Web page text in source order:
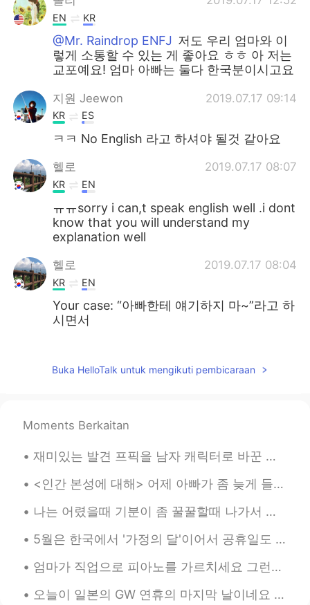
EN KR
@Mr. Raindrop ENFJ 저도 우리 엄마와 이
렇게 소통할 수 있는 게 좋아요 ㅎㅎ 아 저는
교포예요! 엄마 아빠는 둘다 한국분이시고요
지원 Jeewon 2019.07.17 09:14
KR ES
ㅋㅋ No English 라고 하셔야 될것 같아요
헬로 2019.07.17 08:07
KR EN
ㅠㅠsorry i can,t speak english well .i dont
know that you will understand my
explanation well
헬로 2019.07.17 08:04
KR EN
Your case: “아빠한테 얘기하지 마~”라고 하
시면서
KR EN
용. For example, mom said 사랑해, 아들아
at last night and today, you want to tell
아 : 엄마가 어제 밤에 “사랑해, 아들아” 라고
말했어
Mr. Raindrop ENFJ 2019.07.17 06:51
KR JPVI
저는 어머니가 미인이시다 아니다 이전에.
두자녀분과 이런 이야기를 하며 서로 소통하
고있는 어머니의 성격이 귀여우시네요.ㅎㅎ
살며시 영상이 스치듯 지나가서 재미나게 봤
Buka HelloTalk untuk mengikuti pembicaraan
Moments Berkaitan
재미있는 발견 프픽을 남자 캐릭터로 바꾼 뒤 이상한 메세지들이 그만 들어옴 작년에 한국에 있었을 땐 괴롭힘 받는게 제일 심했고 떠났을 때는 나아졌고 (만남만 권하는 사람들...
<인간 본성에 대해> 어제 아빠가 좀 늦게 들어와서 저는 엄마랑 먼저 저녁식사를 했어요 아빠가 혼자 먹기 싫다고 같이 있어주라고 달래서 아빠가 저녁 먹고 축구 보면서 제가 ...
나는 어렸을때 기분이 좀 꿀꿀할때 나가서 공원에 그네를 자주 탔어요 이제는 드라이브하러 가고 이 두가지 행동이 아무런 관계가 없다고 생각했는데 요새 다시 그네를 찾아가는 내...
5월은 한국에서 '가정의 달'이어서 공휴일도 많고 한편으로는 여유로운 달로 인식될 수도 있지만 비로소 기념일이 그만큼 많기 때문에 '가장 부담스러운 달'이라고 느끼는 사람들도...
엄마가 직업으로 피아노를 가르치세요 그런데 그냥 피아노 선생님이 아니라 음악 치료사니까 주로 다른 선생님들이 피아노 학생으로 잘 안 받아주는 사람들을 가르치세요 (장애인, 양...
오늘이 일본의 GW 연휴의 마지막 날이네요 한국도 오늘 쉬는 날이어서 긴 주말을 가지게 됐고요 하지만 연휴동안 쉬지 못한 사람들도 많아요 GW 연휴동안 몇명의 일본분들의 글을...